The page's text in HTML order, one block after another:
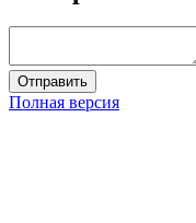
Полная версия